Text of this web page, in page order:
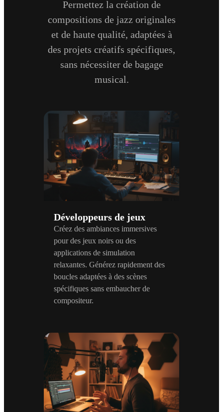
Permettez la création de
compositions de jazz originales
et de haute qualité, adaptées à
des projets créatifs spécifiques,
sans nécessiter de bagage
musical.
Développeurs de jeux
Créez des ambiances immersives
pour des jeux noirs ou des
applications de simulation
relaxantes. Générez rapidement des
boucles adaptées à des scènes
spécifiques sans embaucher de
compositeur.